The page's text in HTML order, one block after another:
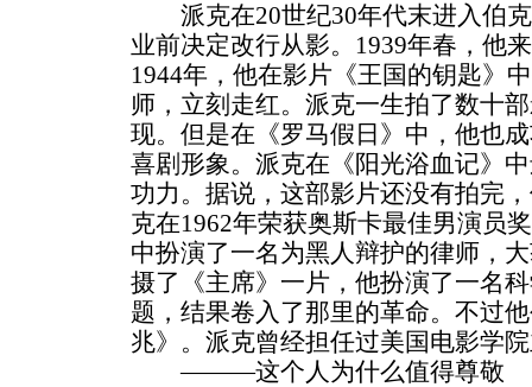
派克在20世纪30年代末进入伯克
业前决定改行从影。1939年春，他
1944年，他在影片《王国的钥匙》
师，立刻走红。派克一生拍了数十
现。但是在《罗马假日》中，他也
喜剧形象。派克在《阳光浴血记》
功力。据说，这部影片还没有拍完
克在1962年荣获奥斯卡最佳男演员
中扮演了一名为黑人辩护的律师，
摄了《主席》一片，他扮演了一名
题，结果卷入了那里的革命。不过
兆》。派克曾经担任过美国电影学
———这个人为什么值得尊敬